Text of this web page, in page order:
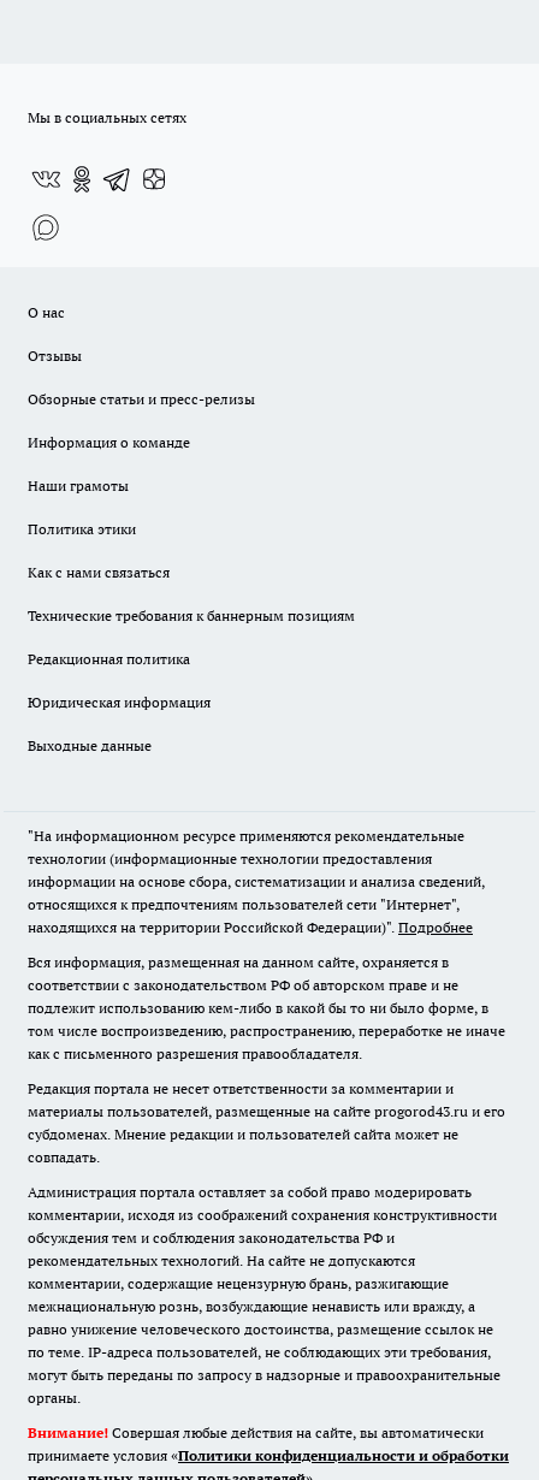
Мы в социальных сетях
О нас
Отзывы
Обзорные статьи и пресс-релизы
Информация о команде
Наши грамоты
Политика этики
Как с нами связаться
Технические требования к баннерным позициям
Редакционная политика
Юридическая информация
Выходные данные
"На информационном ресурсе применяются рекомендательные
технологии (информационные технологии предоставления
информации на основе сбора, систематизации и анализа сведений,
относящихся к предпочтениям пользователей сети "Интернет",
находящихся на территории Российской Федерации)". Подробнее
Вся информация, размещенная на данном сайте, охраняется в
соответствии с законодательством РФ об авторском праве и не
подлежит использованию кем-либо в какой бы то ни было форме, в
том числе воспроизведению, распространению, переработке не иначе
как с письменного разрешения правообладателя.
Редакция портала не несет ответственности за комментарии и
материалы пользователей, размещенные на сайте progorod43.ru и его
субдоменах. Мнение редакции и пользователей сайта может не
совпадать.
Администрация портала оставляет за собой право модерировать
комментарии, исходя из соображений сохранения конструктивности
обсуждения тем и соблюдения законодательства РФ и
рекомендательных технологий. На сайте не допускаются
комментарии, содержащие нецензурную брань, разжигающие
межнациональную рознь, возбуждающие ненависть или вражду, а
равно унижение человеческого достоинства, размещение ссылок не
по теме. IP-адреса пользователей, не соблюдающих эти требования,
могут быть переданы по запросу в надзорные и правоохранительные
органы.
Внимание! Совершая любые действия на сайте, вы автоматически
принимаете условия «Политики конфиденциальности и обработки